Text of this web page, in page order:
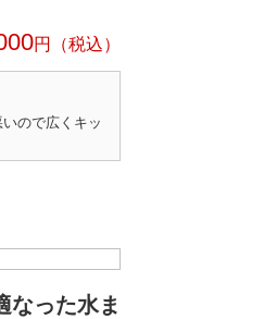
円
ので広くキッ
なった水ま